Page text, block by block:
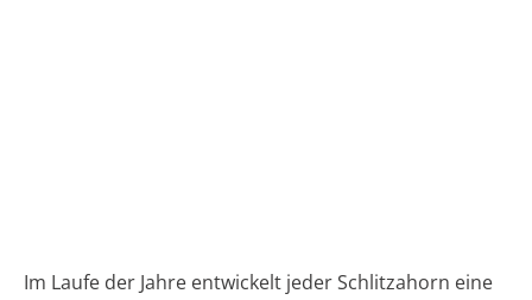
Im Laufe der Jahre entwickelt jeder Schlitzahorn eine